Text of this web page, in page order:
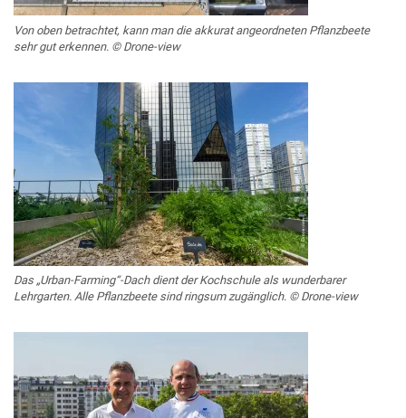
Von oben betrachtet, kann man die akkurat angeordneten Pflanzbeete
sehr gut erkennen. © Drone-view
Das „Urban-Farming“-Dach dient der Kochschule als wunderbarer
Lehrgarten. Alle Pflanzbeete sind ringsum zugänglich. © Drone-view